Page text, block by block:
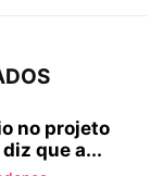
no projeto
diz que a...